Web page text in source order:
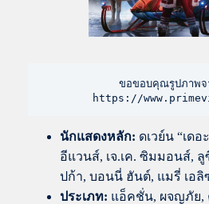
ขอขอบคุณรูปภาพ
https://
นักแสดงหลัก: ดเวย์น “เด
อีแวนส์, เจ.เค. ซิมมอนส์,
ปก้า, บอนนี่ ฮันต์, แมรี่ เอลิ
ประเภท: แอ็คชั่น, ผจญภัย,